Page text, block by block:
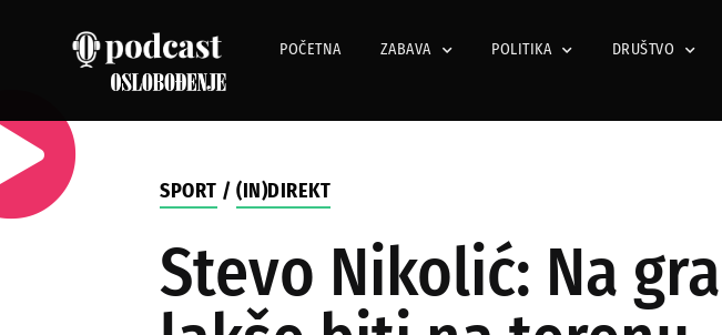
POČETNA ZABAVA POLITIKA DRUŠTVO
SPORT /(IN)DIREKT
Stevo Nikolić: Na